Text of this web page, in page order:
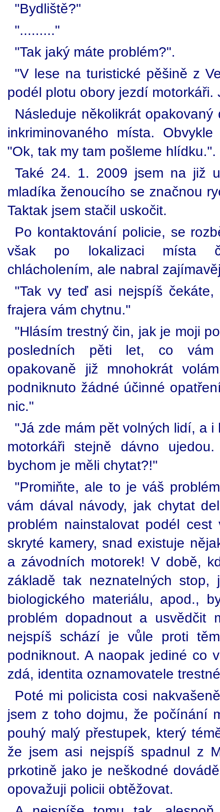
"Bydliště?"
"........."
"Tak jaký máte problém?".
"V lese na turistické pěšině z
podél plotu obory jezdí motorkáři.
Následuje několikrát
inkriminovaného místa.
"Ok, tak my tam pošleme hlídku.".
Také 24. 1. 2009 jsem na již
mladíka ženoucího se značnou
Taktak jsem stačil uskočit.
Po kontaktování policie, se
však po lokalizaci místa
chlácholením, ale nabral
"Tak vy teď asi nejspíš
frajera vám chytnu."
"Hlásím trestný čin, jak je moji
posledních pěti let, co vám
opakovaně již mnohokrát
podniknuto žádné účinné
nic."
"Já zde mám pět volných lidí, a
motorkáři stejně dávno
bychom je měli chytat?!"
"Promiňte, ale to je váš
vám dával návody, jak chytat
problém nainstalovat podél cest
skryté kamery, snad existuje
a závodních motorek! V době,
základě tak neznatelných stop,
biologického materiálu, apod.,
problém dopadnout a usvědčit
nejspíš schází je vůle proti
podniknout. A naopak jediné co
zdá, identita oznamovatele
Poté mi policista cosi
jsem z toho dojmu, že počínání
pouhý malý přestupek, který
že jsem asi nejspíš spadnul z
prkotině jako je neškodné
opovažuji policii obtěžovat.